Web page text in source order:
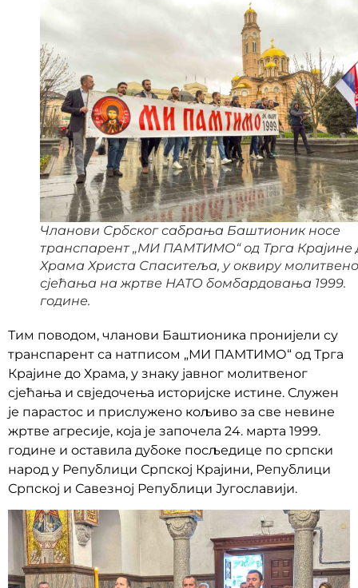
Чланови Србског сабрања Баштионик носе
транспарент „МИ ПАМТИМО“ од Трга Крајине
Храма Христа Спаситеља, у оквиру
сјећања на жртве НАТО бомбардовања 1999.
године.
Тим поводом, чланови Баштионика пронијели су
транспарент са натписом „МИ ПАМТИМО“ од Трга
Крајине до Храма, у знаку јавног молитвеног
сјећања и свједочења историјске истине. Служен
је парастос и прислужено кољиво за све невине
жртве агресије, која је започела 24. марта 1999.
године и оставила дубоке посљедице по српски
народ у Републици Српској Крајини, Републици
Српској и Савезној Републици Југославији.